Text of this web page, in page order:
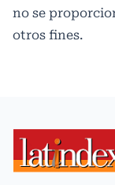
no se
otros fines.